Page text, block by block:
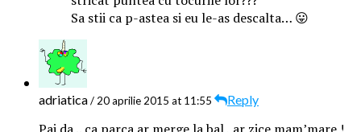
Sa stii ca p-astea si eu le-as descalta… 😛
adriatica/ 20 aprilie 2015 at 11:55 Reply